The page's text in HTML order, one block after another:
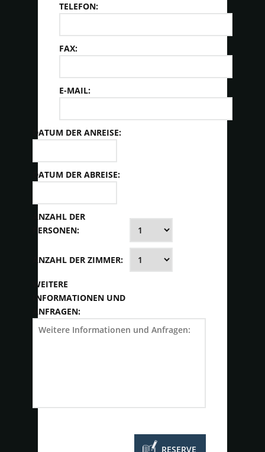
TELEFON:
FAX:
E-MAIL:
DATUM DER ANREISE:
DATUM DER ABREISE:
ANZAHL DER
PERSONEN:
ANZAHL DER ZIMMER:
WEITERE
INFORMATIONEN UND
ANFRAGEN: